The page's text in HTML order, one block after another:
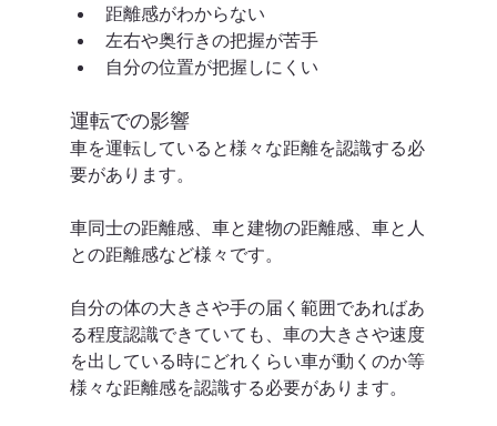
距離感がわからない
左右や奥行きの把握が苦手
自分の位置が把握しにくい
運転での影響
車を運転していると様々な距離を認識する必
要があります。
車同士の距離感、車と建物の距離感、車と人
との距離感など様々です。
自分の体の大きさや手の届く範囲であればあ
る程度認識できていても、車の大きさや速度
を出している時にどれくらい車が動くのか等
様々な距離感を認識する必要があります。